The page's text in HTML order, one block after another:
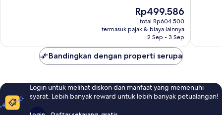
Harga
sekarang
Rp499.586
Rp499.586
total Rp604.500
termasuk pajak & biaya lainnya
2 Sep - 3 Sep
Bandingkan dengan properti serupa
Login untuk melihat diskon dan manfaat yang memenuhi
syarat. Lebih banyak reward untuk lebih banyak petualangan!